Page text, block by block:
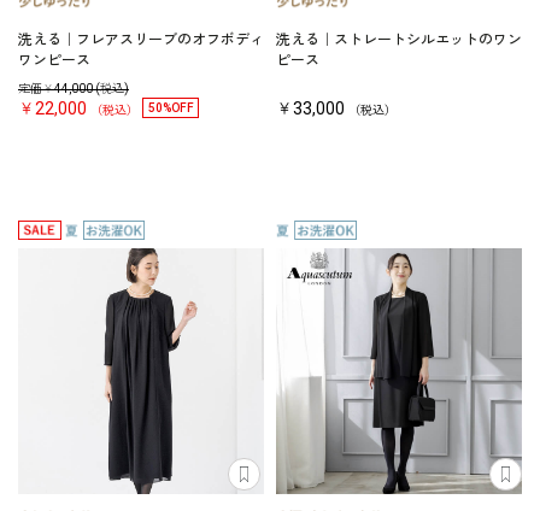
洗える｜フレアスリーブのオフボディ
ワンピース
定価￥44,000(税込)
￥22,000 （税込） 50%OFF
洗える｜ストレートシルエットのワン
ピース
￥33,000 （税込）